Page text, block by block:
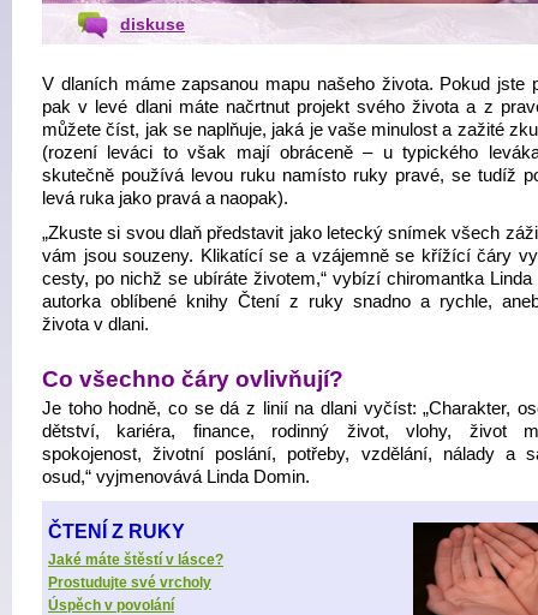
diskuse
V dlaních máme zapsanou mapu našeho života. Pokud jste
pak v levé dlani máte načrtnut projekt svého života a z
můžete číst, jak se naplňuje, jaká je vaše minulost a zažité
(rození leváci to však mají obráceně – u typického
skutečně používá levou ruku namísto ruky pravé, se tudíž
levá ruka jako pravá a naopak).
„Zkuste si svou dlaň představit jako letecký snímek všech
vám jsou souzeny. Klikatící se a vzájemně se křížící čáry
cesty, po nichž se ubíráte životem,“ vybízí chiromantka Linda
autorka oblíbené knihy Čtení z ruky snadno a rychle,
života v dlani.
Co všechno čáry ovlivňují?
Je toho hodně, co se dá z linií na dlani vyčíst: „Charakter,
dětství, kariéra, finance, rodinný život, vlohy, život
spokojenost, životní poslání, potřeby, vzdělání, nálady a
osud,“ vyjmenovává Linda Domin.
ČTENÍ Z RUKY
Jaké máte štěstí v lásce?
Prostudujte své vrcholy
Úspěch v povolání